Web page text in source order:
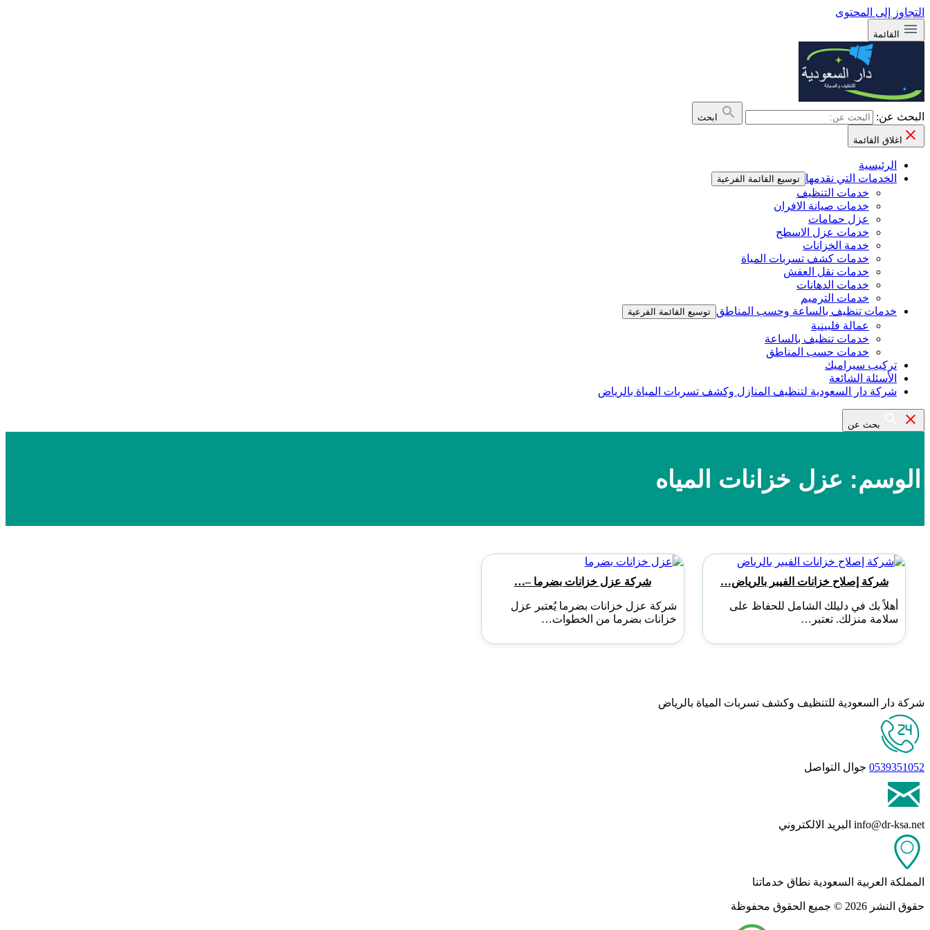
التجاوز إلى المحتوى
القائمة
البحث عن: ابحث
اغلاق القائمة
الرئيسية
الخدمات التي نقدمها توسيع القائمة الفرعية
خدمات التنظيف
خدمات صيانة الافران
عزل حمامات
خدمات عزل الاسطح
خدمة الخزانات
خدمات كشف تسربات المياة
خدمات نقل العفش
خدمات الدهانات
خدمات الترميم
خدمات تنظيف بالساعة وحسب المناطق توسيع القائمة الفرعية
عمالة فلبينية
خدمات تنظيف بالساعة
خدمات حسب المناطق
تركيب سيراميك
الأسئلة الشائعة
شركة دار السعودية لتنظيف المنازل وكشف تسربات المياة بالرياض
بحث عن
الوسم: عزل خزانات المياه
شركة إصلاح خزانات الفيبر بالرياض…
أهلاً بك في دليلك الشامل للحفاظ على
سلامة منزلك. تعتبر…
شركة عزل خزانات بضرما –…
شركة عزل خزانات بضرما يُعتبر عزل
خزانات بضرما من الخطوات…
شركة دار السعودية للتنظيف وكشف تسربات المياة بالرياض
0539351052 جوال التواصل
info@dr-ksa.net البريد الالكتروني
المملكة العربية السعودية نطاق خدماتنا
حقوق النشر 2026 © جميع الحقوق محفوظة